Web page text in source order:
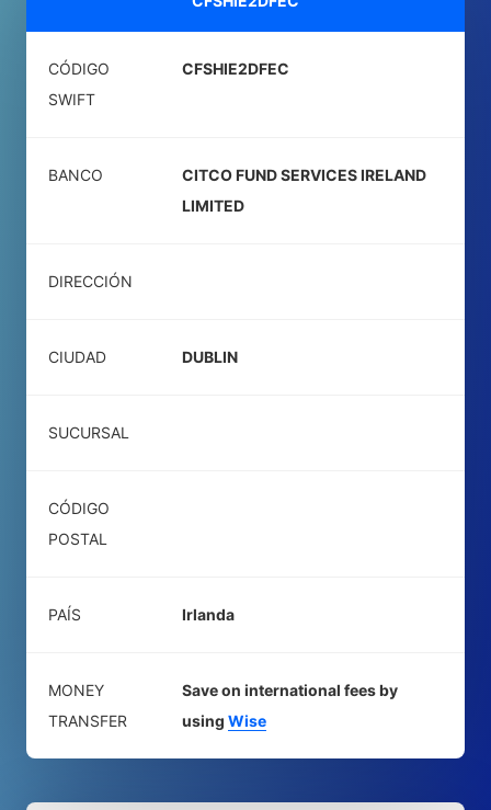
CÓDIGO
SWIFT
CFSHIE2DFEC
BANCO
CITCO FUND SERVICES IRELAND
LIMITED
DIRECCIÓN
CIUDAD DUBLIN
SUCURSAL
CÓDIGO
POSTAL
PAÍS Irlanda
MONEY
TRANSFER
Save on international fees by
using Wise